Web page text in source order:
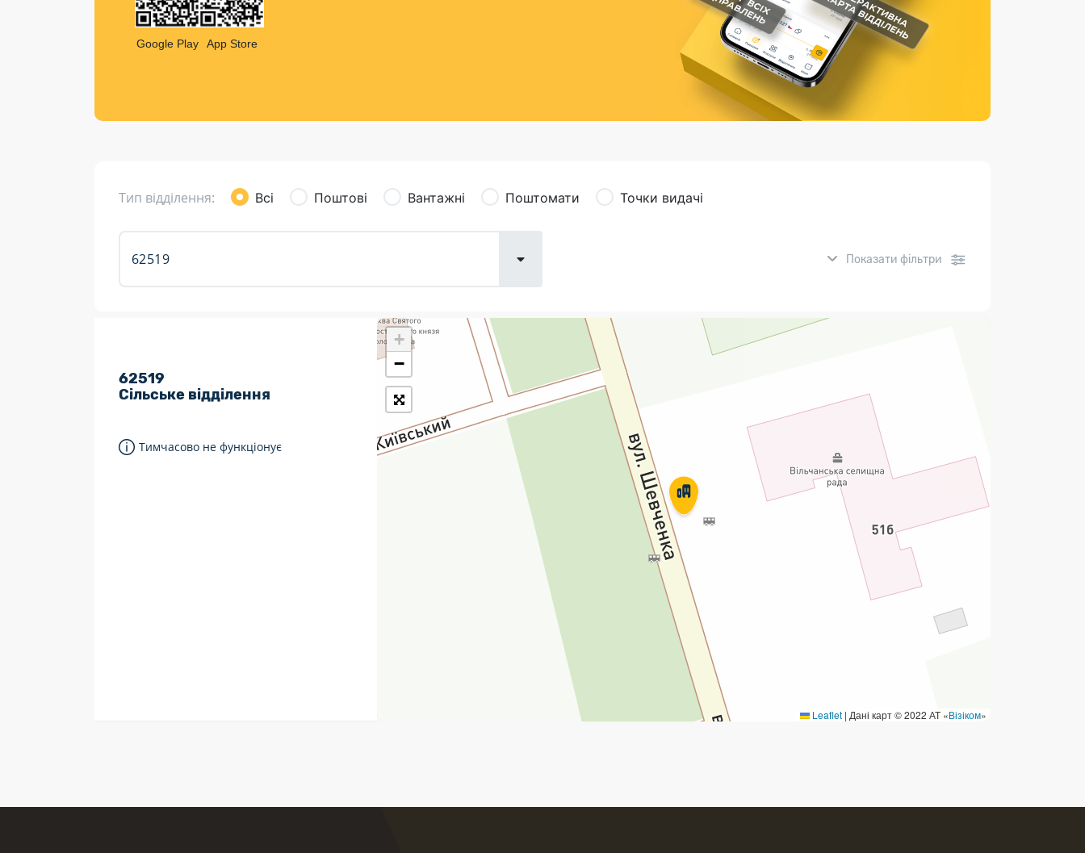
Листи та листівки
Кур’єрська доставка
Страхові послуги
Каталог «Укрпошта Маркет»
Google Play App Store
Тип відділення: Всі Поштові Вантажні Поштомати Точки видачі
Показати фільтри
7 днів на тиждень
Працюють у вихідні
Поштові послуги:
Укрпошта Експрес/тариф
«Пріоритетний»
Укрпошта Стандарт/тариф «Базовий»
Доставка за межі України
Прийом вантажів
Фінансові послуги:
Перекази
Комунальні та інші платежі
62519
Сільське відділення
Тимчасово не функціонує
+
−
Leaflet | Дані карт © 2022 АТ «Візіком»